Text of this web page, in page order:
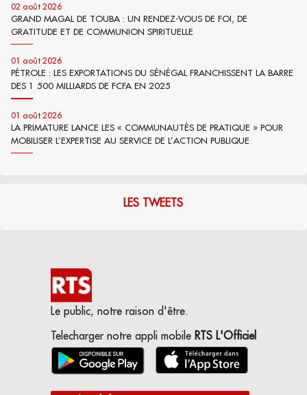
02 août 2026
GRAND MAGAL DE TOUBA : UN RENDEZ-VOUS DE FOI, DE
GRATITUDE ET DE COMMUNION SPIRITUELLE
01 août 2026
PÉTROLE : LES EXPORTATIONS DU SÉNÉGAL FRANCHISSENT LA BARRE
DES 1 500 MILLIARDS DE FCFA EN 2025
01 août 2026
LA PRIMATURE LANCE LES « COMMUNAUTÉS DE PRATIQUE » POUR
MOBILISER L’EXPERTISE AU SERVICE DE L’ACTION PUBLIQUE
LES TWEETS
Le public, notre raison d'être.
Telecharger notre appli mobile RTS L'Officiel